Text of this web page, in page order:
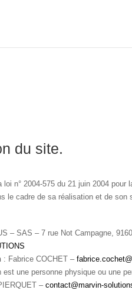
du site.
loi n° 2004-575 du 21 juin 2004
le cadre de sa réalisation et de son
– SAS – 7 rue Not Campagne,
: Fabrice COCHET –
une personne physique ou une
–contact@marvin-